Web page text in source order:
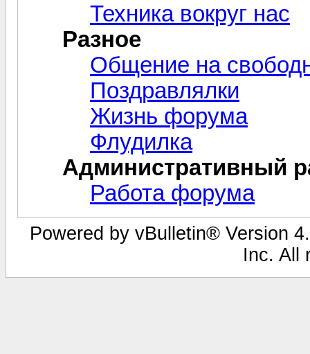
Техника вокруг нас
Разное
Общение на
Поздравлялки
Жизнь форума
Флудилка
Административный
Работа форума
Powered by vBulletin® Version
Inc. All